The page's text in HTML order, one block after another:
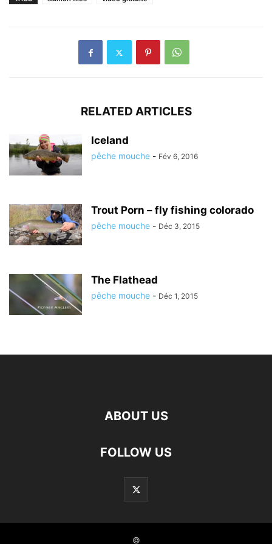
RELATED ARTICLES
Iceland
pêche mouche - Fév 6, 2016
Trout Porn – fly fishing colorado
pêche mouche - Déc 3, 2015
The Flathead
pêche mouche - Déc 1, 2015
ABOUT US
FOLLOW US
©